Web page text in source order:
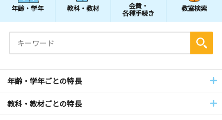
年齢・学年 教科・教材 会費・
各種手続き
教室検索
年齢・学年ごとの特長
教科・教材ごとの特長